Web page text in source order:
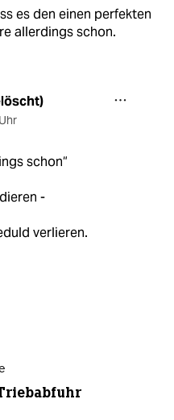
es den einen perfekten
allerdings schon.
schon“
-
verlieren.